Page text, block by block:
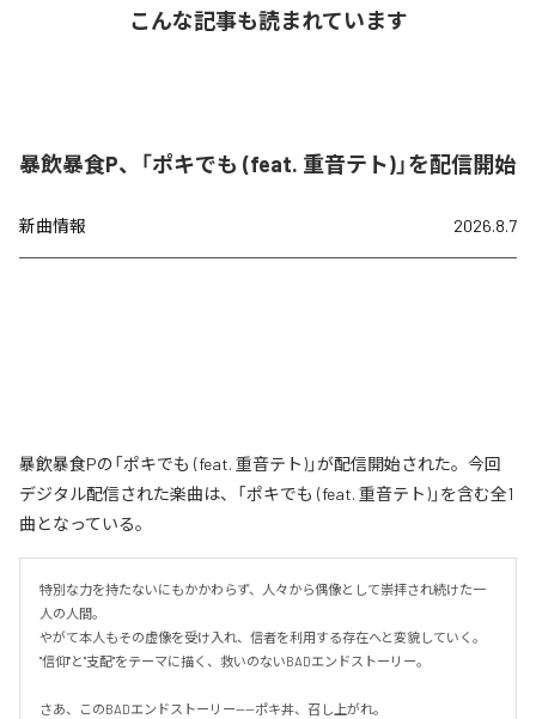
こんな記事も読まれています
暴飲暴食P、「ポキでも (feat. 重音テト)」を配信開始
新曲情報 2026.8.7
暴飲暴食Pの「ポキでも (feat. 重音テト)」が配信開始された。今回
デジタル配信された楽曲は、「ポキでも (feat. 重音テト)」を含む全1
曲となっている。
特別な力を持たないにもかかわらず、人々から偶像として崇拝され続けた一
人の人間。
やがて本人もその虚像を受け入れ、信者を利用する存在へと変貌していく。
"信仰"と"支配"をテーマに描く、救いのないBADエンドストーリー。
さあ、このBADエンドストーリー——ポキ丼、召し上がれ。